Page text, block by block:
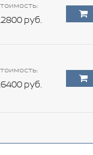
руб.
руб.